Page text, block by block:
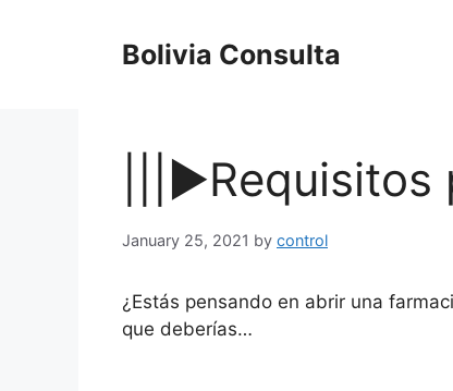
Bolivia Consulta
January 25, 2021 by control
¿Estás pensando en abrir una
que deberías…